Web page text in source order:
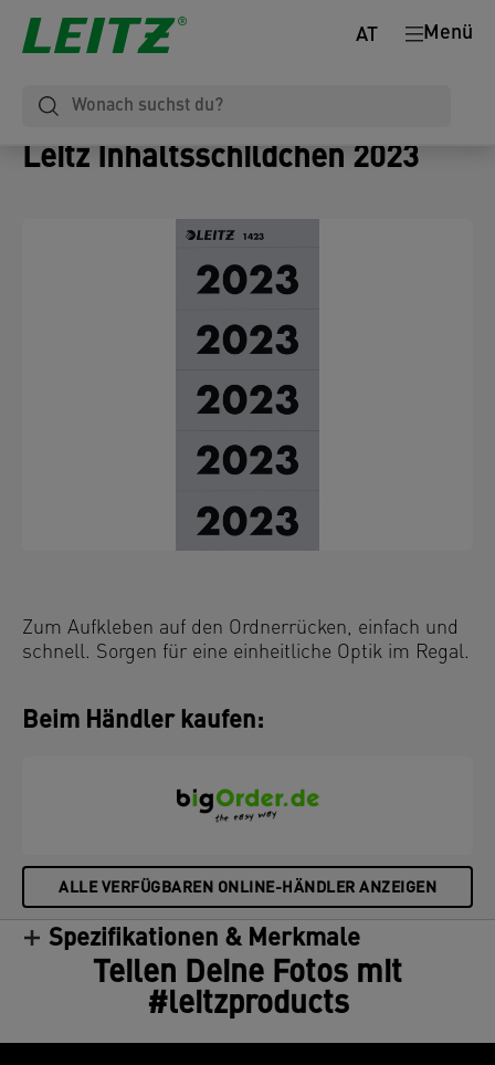
Menü
AT
Leitz Inhaltsschildchen 2023
Zum Aufkleben auf den Ordnerrücken, einfach und
schnell. Sorgen für eine einheitliche Optik im Regal.
Beim Händler kaufen:
ALLE VERFÜGBAREN ONLINE-HÄNDLER ANZEIGEN
Spezifikationen & Merkmale
Teilen Deine Fotos mit
#leitzproducts